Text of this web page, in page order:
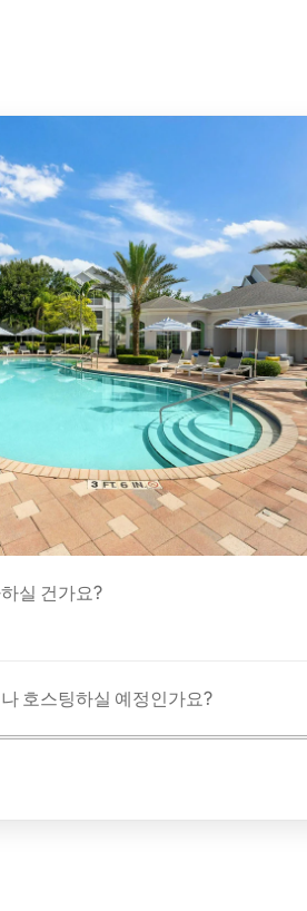
실 건가요?
호스팅하실 예정인가요?